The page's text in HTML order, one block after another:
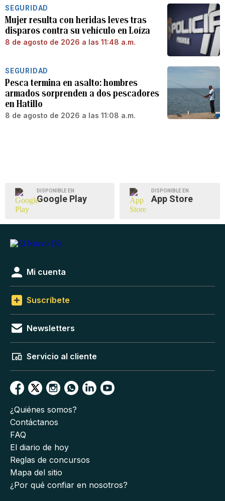
SEGURIDAD
Mujer resulta con heridas leves tras
disparos contra su vehículo en Loíza
8 de agosto de 2026 a las 11:48 a.m.
SEGURIDAD
Pesca termina en asalto: hombres
armados sorprenden a dos pescadores
en Hatillo
8 de agosto de 2026 a las 11:08 a.m.
DISPONIBLE EN
Google Play
DISPONIBLE EN
App Store
Mi cuenta
Suscríbete
Newsletters
Servicio al cliente
¿Quiénes somos?
Contáctanos
FAQ
El diario de hoy
Reglas de concursos
Mapa del sitio
¿Por qué confiar en nosotros?